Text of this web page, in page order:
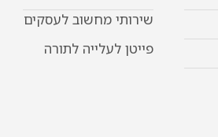
שירותי מחשוב לעסקים
פייטן לעלייה לתורה